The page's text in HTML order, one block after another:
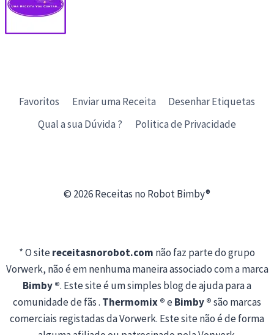
Favoritos Enviar uma Receita
Desenhar Etiquetas
Qual a sua Dúvida ?
Politica de Privacidade
© 2026 Receitas no Robot Bimby®
* O sitereceitasnorobot.com não faz parte do grupo
Vorwerk, não é em nenhuma maneira associado com a marca
Bimby ®. Este site é um simples blog de ajuda para a
comunidade de fãs . Thermomix ®eBimby ®são marcas
comerciais registadas da Vorwerk. Este site não é de forma